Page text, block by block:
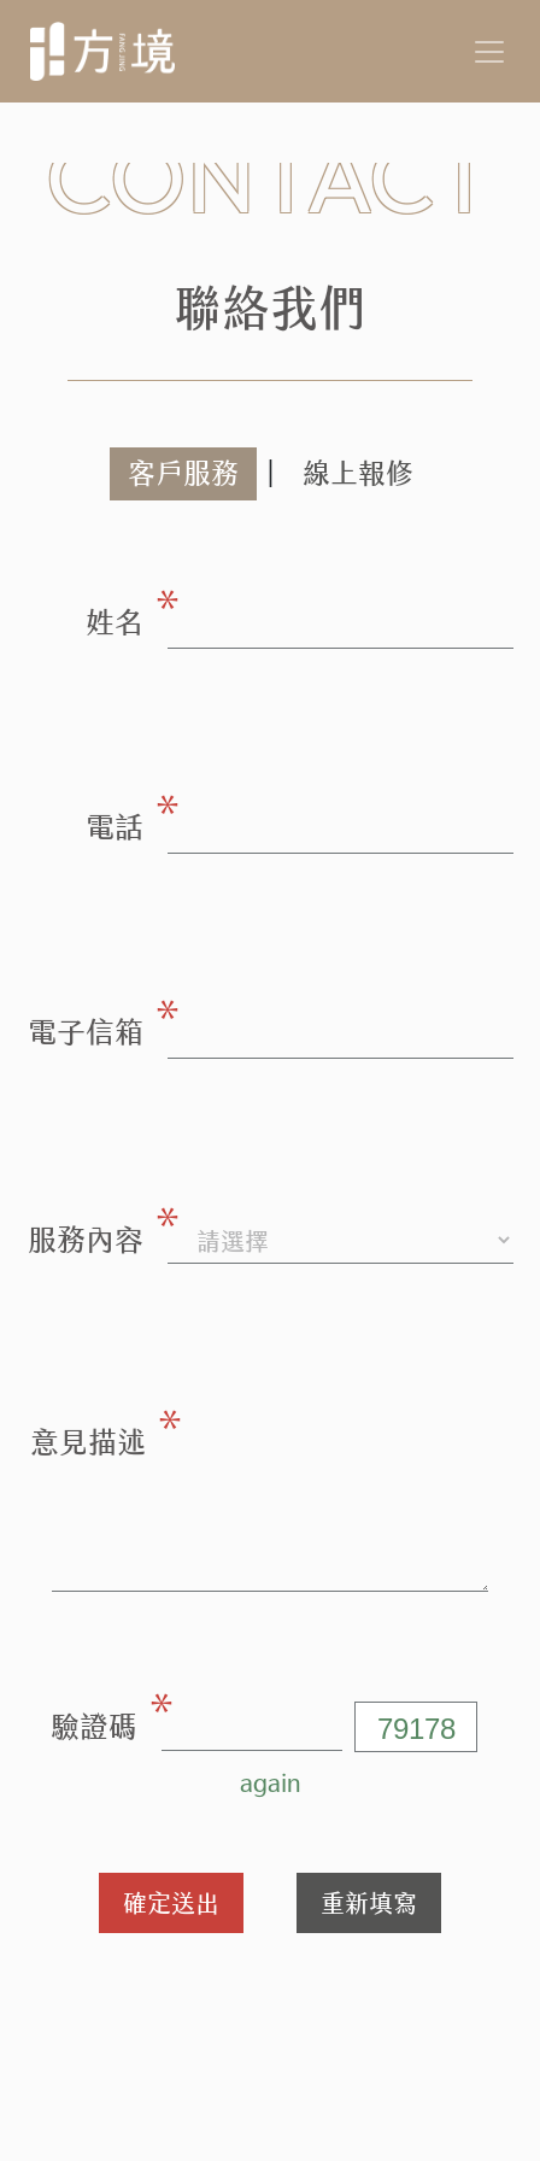
CONTACT
聯絡我們
客戶服務 線上報修
姓名
＊
電話
＊
電子信箱
＊
服務內容
＊
意見描述
＊
驗證碼
＊
again
確定送出 重新填寫